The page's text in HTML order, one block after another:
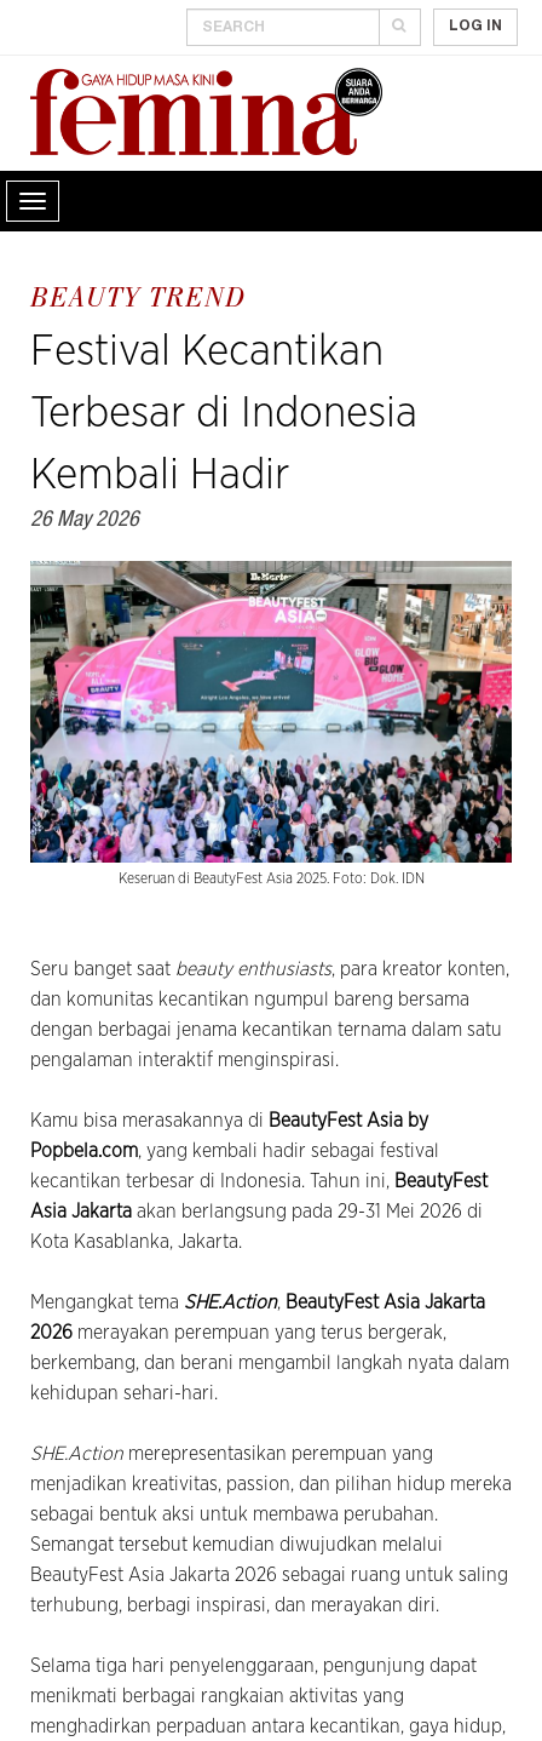
LOG IN
BEAUTY TREND
Festival Kecantikan
Terbesar di Indonesia
Kembali Hadir
26 May 2026
Keseruan di BeautyFest Asia 2025. Foto: Dok. IDN
Seru banget saat beauty enthusiasts, para kreator konten,
dan komunitas kecantikan ngumpul bareng bersama
dengan berbagai jenama kecantikan ternama dalam satu
pengalaman interaktif menginspirasi.
Kamu bisa merasakannya di BeautyFest Asia by
Popbela.com, yang kembali hadir sebagai festival
kecantikan terbesar di Indonesia. Tahun ini, BeautyFest
Asia Jakarta akan berlangsung pada 29-31 Mei 2026 di
Kota Kasablanka, Jakarta.
Mengangkat tema SHE.Action, BeautyFest Asia Jakarta
2026 merayakan perempuan yang terus bergerak,
berkembang, dan berani mengambil langkah nyata dalam
kehidupan sehari-hari.
SHE.Action merepresentasikan perempuan yang
menjadikan kreativitas, passion, dan pilihan hidup mereka
sebagai bentuk aksi untuk membawa perubahan.
Semangat tersebut kemudian diwujudkan melalui
BeautyFest Asia Jakarta 2026 sebagai ruang untuk saling
terhubung, berbagi inspirasi, dan merayakan diri.
Selama tiga hari penyelenggaraan, pengunjung dapat
menikmati berbagai rangkaian aktivitas yang
menghadirkan perpaduan antara kecantikan, gaya hidup,